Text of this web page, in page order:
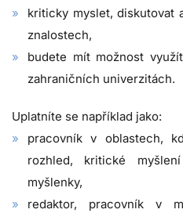
kriticky myslet, diskutovat
znalostech,
budete mít možnost
zahraničních univerzitách.
Uplatníte se například jako:
pracovník v oblastech,
rozhled, kritické
myšlenky,
redaktor, pracovník v